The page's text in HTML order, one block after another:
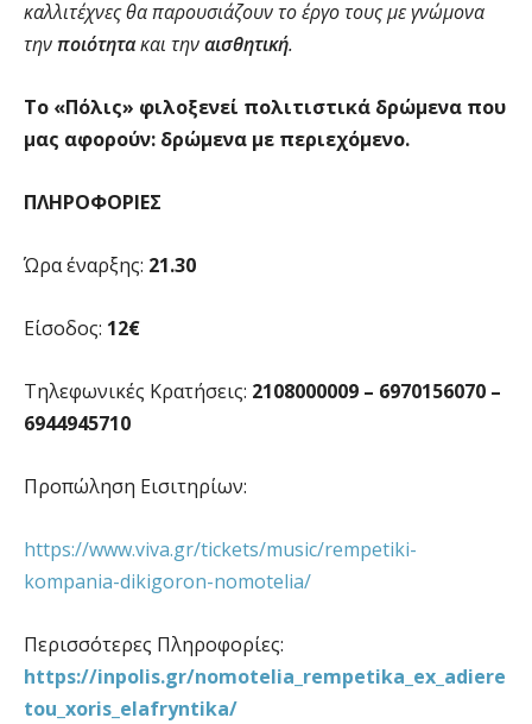
καλλιτέχνες θα παρουσιάζουν το έργο τους με γνώμονα
τηνποιότητακαι τηναισθητική.
Το «Πόλις» φιλοξενεί πολιτιστικά δρώμενα που
μας αφορούν: δρώμενα με περιεχόμενο.
ΠΛΗΡΟΦΟΡΙΕΣ
Ώρα έναρξης: 21.30
Είσοδος: 12€
Τηλεφωνικές Κρατήσεις: 2108000009 – 6970156070 –
6944945710
Προπώληση Εισιτηρίων:
https://www.viva.gr/tickets/music/rempetiki-
kompania-dikigoron-nomotelia/
Περισσότερες Πληροφορίες:
https://inpolis.gr/nomotelia_rempetika_ex_adiere
tou_xoris_elafryntika/